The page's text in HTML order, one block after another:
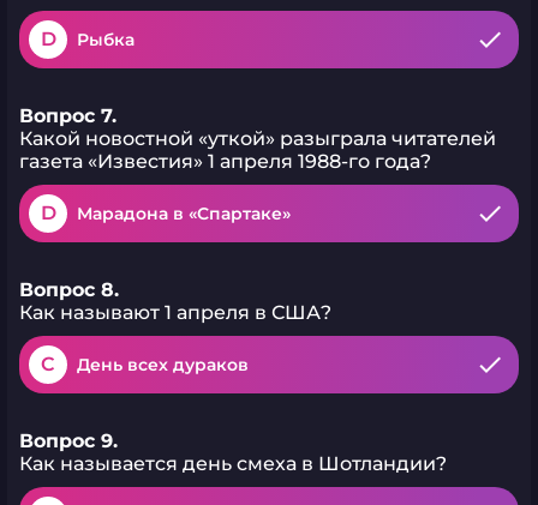
D Рыбка
Вопрос 7.
Какой новостной «уткой» разыграла читателей
газета «Известия» 1 апреля 1988-го года?
D Марадона в «Спартаке»
Вопрос 8.
Как называют 1 апреля в США?
C День всех дураков
Вопрос 9.
Как называется день смеха в Шотландии?